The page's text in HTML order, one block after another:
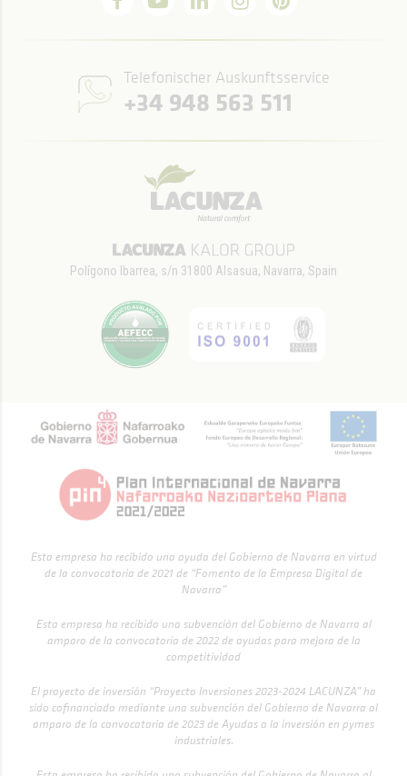
Telefonischer Auskunftsservice
+34 948 563 511
Polígono Ibarrea, s/n 31800 Alsasua, Navarra, Spain
Esta empresa ha recibido una ayuda del Gobierno de Navarra en virtud
de la convocatoria de 2021 de “Fomento de la Empresa Digital de
Navarra”
Esta empresa ha recibido una subvención del Gobierno de Navarra al
amparo de la convocatoria de 2022 de ayudas para mejora de la
competitividad
El proyecto de inversión “Proyecto Inversiones 2023-2024 LACUNZA” ha
sido cofinanciado mediante una subvención del Gobierno de Navarra al
amparo de la convocatoria de 2023 de Ayudas a la inversión en pymes
industriales.